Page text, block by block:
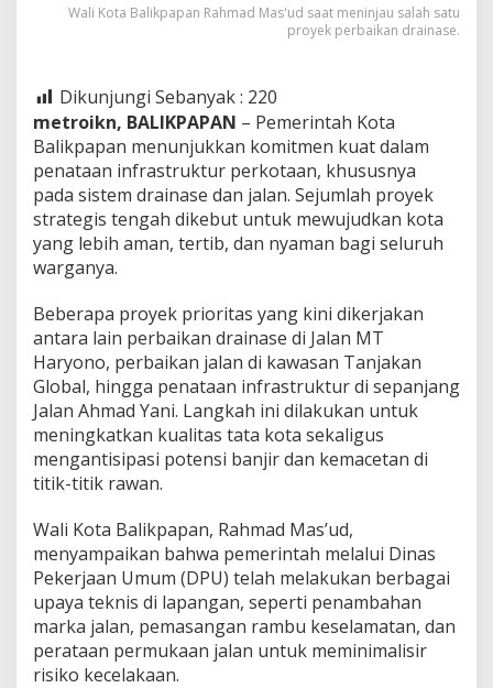
Wali Kota Balikpapan Rahmad Mas'ud saat meninjau salah satu
proyek perbaikan drainase.
Dikunjungi Sebanyak : 220
metroikn, BALIKPAPAN – Pemerintah Kota
Balikpapan menunjukkan komitmen kuat dalam
penataan infrastruktur perkotaan, khususnya
pada sistem drainase dan jalan. Sejumlah proyek
strategis tengah dikebut untuk mewujudkan kota
yang lebih aman, tertib, dan nyaman bagi seluruh
warganya.
Beberapa proyek prioritas yang kini dikerjakan
antara lain perbaikan drainase di Jalan MT
Haryono, perbaikan jalan di kawasan Tanjakan
Global, hingga penataan infrastruktur di sepanjang
Jalan Ahmad Yani. Langkah ini dilakukan untuk
meningkatkan kualitas tata kota sekaligus
mengantisipasi potensi banjir dan kemacetan di
titik-titik rawan.
Wali Kota Balikpapan, Rahmad Mas’ud,
menyampaikan bahwa pemerintah melalui Dinas
Pekerjaan Umum (DPU) telah melakukan berbagai
upaya teknis di lapangan, seperti penambahan
marka jalan, pemasangan rambu keselamatan, dan
perataan permukaan jalan untuk meminimalisir
risiko kecelakaan.